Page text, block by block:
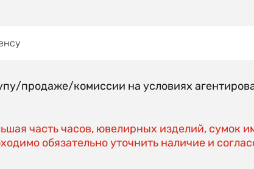
продаже/комиссии на условиях
часть часов, ювелирных изделий, сумок
обязательно уточнить наличие и